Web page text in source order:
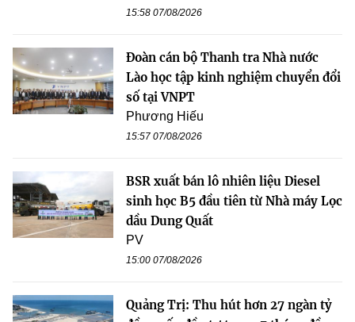
15:58 07/08/2026
Đoàn cán bộ Thanh tra Nhà nước
Lào học tập kinh nghiệm chuyển đổi
số tại VNPT
Phương Hiếu
15:57 07/08/2026
BSR xuất bán lô nhiên liệu Diesel
sinh học B5 đầu tiên từ Nhà máy Lọc
dầu Dung Quất
PV
15:00 07/08/2026
Quảng Trị: Thu hút hơn 27 ngàn tỷ